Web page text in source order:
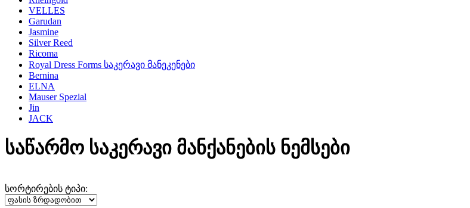
VELLES
Garudan
Jasmine
Silver Reed
Ricoma
Royal Dress Forms საკერავი მანეკენები
Bernina
ELNA
Mauser Spezial
Jin
JACK
საწარმო საკერავი მანქანების ნემსები
სორტირების ტიპი: